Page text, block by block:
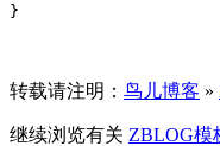
}
转载请注明： 鸟儿博客 »
继续浏览有关 ZBLOG模